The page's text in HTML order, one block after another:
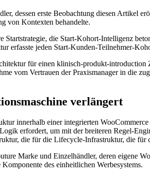
dessen erste Beobachtung diesen Artikel
von Kontexten behandelte.
die Start-Kohort-Intelligenz
erfasste jeden Start-Kunden-Teilnehmer-
für einen klinisch-produkt-
vom Vertrauen der Praxismanager in die
verlängert
innerhalb einer integrierten
erfordert, um mit der breiteren Regel-
die für die Lifecycle-Infrastruktur, die
Marke und Einzelhändler, deren eigene
des einheitlichen Werbesystems.